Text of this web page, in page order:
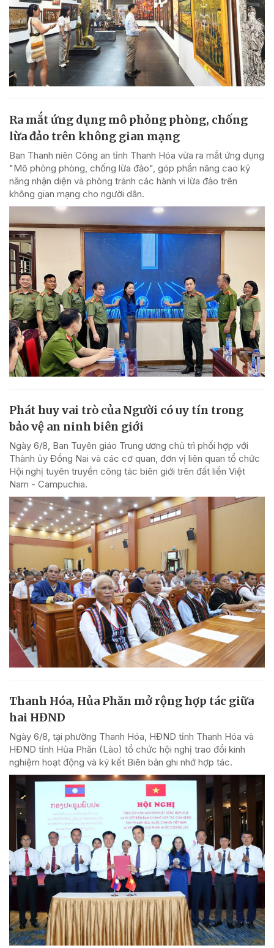
Ra mắt ứng dụng mô phỏng phòng, chống
lừa đảo trên không gian mạng
Ban Thanh niên Công an tỉnh Thanh Hóa vừa ra mắt ứng dụng
"Mô phỏng phòng, chống lừa đảo", góp phần nâng cao kỹ
năng nhận diện và phòng tránh các hành vi lừa đảo trên
không gian mạng cho người dân.
Phát huy vai trò của Người có uy tín trong
bảo vệ an ninh biên giới
Ngày 6/8, Ban Tuyên giáo Trung ương chủ trì phối hợp với
Thành ủy Đồng Nai và các cơ quan, đơn vị liên quan tổ chức
Hội nghị tuyên truyền công tác biên giới trên đất liền Việt
Nam - Campuchia.
Thanh Hóa, Hủa Phăn mở rộng hợp tác giữa
hai HĐND
Ngày 6/8, tại phường Thanh Hóa, HĐND tỉnh Thanh Hóa và
HĐND tỉnh Hủa Phăn (Lào) tổ chức hội nghị trao đổi kinh
nghiệm hoạt động và ký kết Biên bản ghi nhớ hợp tác.